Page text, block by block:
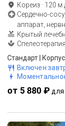
Кореиз · 120 м
Сердечно-
аппарат,
Крытый
Стандарт |
Включен
от 5 880 ₽ для